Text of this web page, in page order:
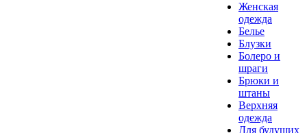
Женская
одежда
Белье
Блузки
Болеро и
шраги
Брюки и
штаны
Верхняя
одежда
Для будущих